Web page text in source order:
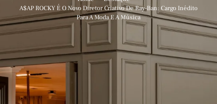
A$AP ROCKY É O Novo Diretor Criativo De Ray-Ban: Cargo Inédito
Para A Moda E A Música